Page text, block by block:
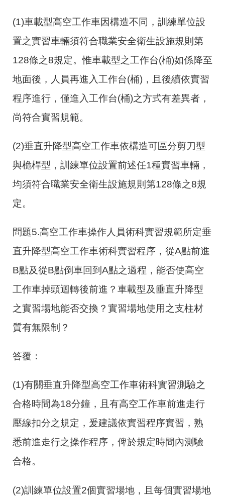
(1)車載型高空工作車因構造不同，訓練單位設
置之實習車輛須符合職業安全衛生設施規則第
128條之8規定。惟車載型之工作台(桶)如係降至
地面後，人員再進入工作台(桶) ，且後續依實習
程序進行，僅進入工作台(桶)之方式有差異者，
尚符合實習規範。
(2)垂直升降型高空工作車依構造可區分剪刀型
與桅桿型，訓練單位設置前述任1種實習車輛，
均須符合職業安全衛生設施規則第128條之8規
定。
問題5.高空工作車操作人員術科實習規範所定垂
直升降型高空工作車術科實習程序，從A點前進
B點及從B點倒車回到 A點之過程，能否使高空
工作車掉頭迴轉後前進？車載型及垂直升降型
之實習場地能否交換？實習場地使用之支柱材
質有無限制？
答覆：
(1)有關垂直升降型高空工作車術科實習測驗之
合格時間為18分鐘，且有高空工作車前進走行
壓線扣分之規定，爰建議依實習程序實習，熟
悉前進走行之操作程序，俾於規定時間內測驗
合格。
(2)訓練單位設置2個實習場地，且每個實習場地